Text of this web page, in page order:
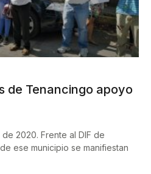
de Tenancingo apoyo
2020. Frente al DIF de
ese municipio se manifiestan